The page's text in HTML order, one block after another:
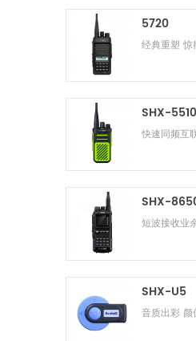
5720
经典重塑 惊
SHX-5510
快速同频互
SHX-
短波接收业
SHX-U5
音质出彩 颜